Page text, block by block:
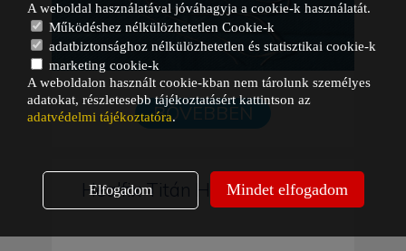
BŐVEBBEN
Healfix Titán Horgonycsavar
A weboldal használatával jóváhagyja a cookie-k használatát.
Működéshez nélkülözhetetlen Cookie-k
adatbiztonsághoz nélkülözhetetlen és statisztikai cookie-k
marketing cookie-k
A weboldalon használt cookie-kban nem tárolunk személyes
adatokat, részletesebb tájékoztatásért kattintson az
adatvédelmi tájékoztatóra.
Elfogadom Mindet elfogadom